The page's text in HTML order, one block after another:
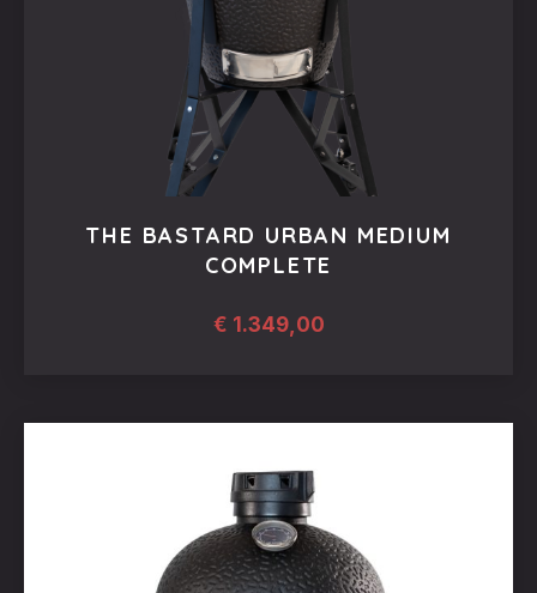
THE BASTARD URBAN MEDIUM
COMPLETE
€ 1.349,00